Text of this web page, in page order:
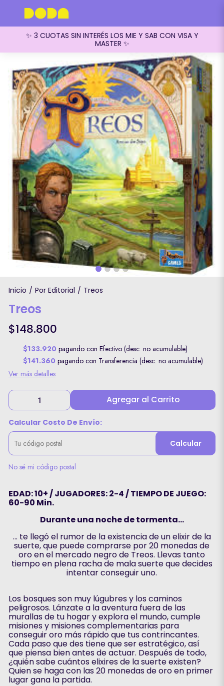
✨ 3 CUOTAS SIN INTERÉS LOS MIE Y SAB CON VISA Y
MASTER ✨
Inicio / Por Editorial / Treos
Treos
$148.800
$133.920 pagando con Efectivo (desc. no acumulable)
$141.360 pagando con Transferencia (desc. no acumulable)
Ver más detalles
Agregar al Carrito
Calcular Costo De Envío:
Calcular
No sé mi código postal
EDAD: 10+ / JUGADORES: 2-4 / TIEMPO DE JUEGO:
60-90 Min.
Durante una noche de tormenta…
… te llegó el rumor de la existencia de un elixir de la
suerte, que puede comprarse por 20 monedas de
oro en el mercado negro de Treos. Llevas tanto
tiempo en plena racha de mala suerte que decides
intentar conseguir uno.
Los bosques son muy lúgubres y los caminos
peligrosos. Lánzate a la aventura fuera de las
murallas de tu hogar y explora el mundo, cumple
misiones y misiones complementarias para
conseguir oro más rápido que tus contrincantes.
Cada paso que des tiene que ser estratégico, así
que piensa bien antes de actuar. Después de todo,
¿quién sabe cuántos elixires de la suerte existen?
Quien se haga con las 20 monedas de oro en primer
lugar gana la partida.